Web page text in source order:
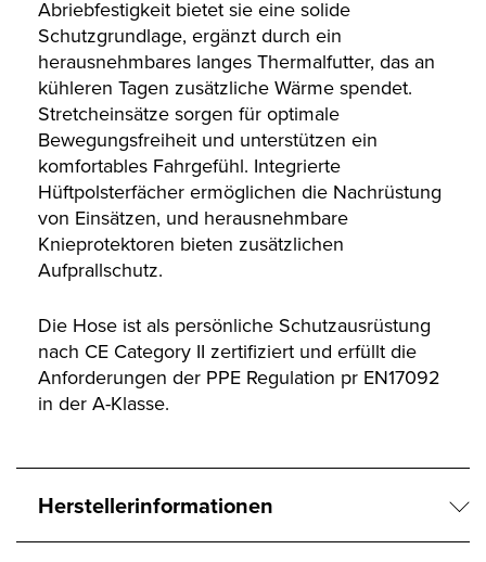
Abriebfestigkeit bietet sie eine solide
Schutzgrundlage, ergänzt durch ein
herausnehmbares langes Thermalfutter, das an
kühleren Tagen zusätzliche Wärme spendet.
Stretcheinsätze sorgen für optimale
Bewegungsfreiheit und unterstützen ein
komfortables Fahrgefühl. Integrierte
Hüftpolsterfächer ermöglichen die Nachrüstung
von Einsätzen, und herausnehmbare
Knieprotektoren bieten zusätzlichen
Aufprallschutz.
Die Hose ist als persönliche Schutzausrüstung
nach CE Category II zertifiziert und erfüllt die
Anforderungen der PPE Regulation pr EN17092
in der A-Klasse.
Herstellerinformationen